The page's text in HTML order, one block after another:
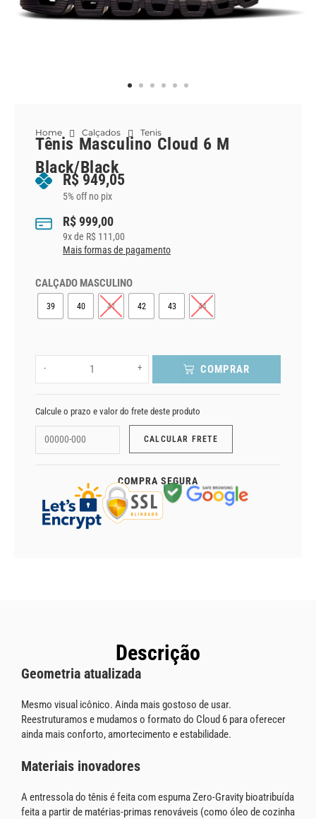
Home Calçados Tenis
Tênis Masculino Cloud 6 M
Black/Black
R$ 949,05
5% off no pix
R$999,00
9x de R$ 111,00
Mais formas de pagamento
CALÇADO MASCULINO
39 40 41 42 43 44
- + COMPRAR
Calcule o prazo e valor do frete deste produto
COMPRA SEGURA
Descrição
Geometria atualizada
Mesmo visual icônico. Ainda mais gostoso de usar.
Reestruturamos e mudamos o formato do Cloud 6 para oferecer
ainda mais conforto, amortecimento e estabilidade.
Materiais inovadores
A entressola do tênis é feita com espuma Zero-Gravity bioatribuída
feita a partir de matérias-primas renováveis (como óleo de cozinha